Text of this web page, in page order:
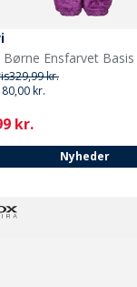
329,99 kr.
kr.
kr.
Nyheder